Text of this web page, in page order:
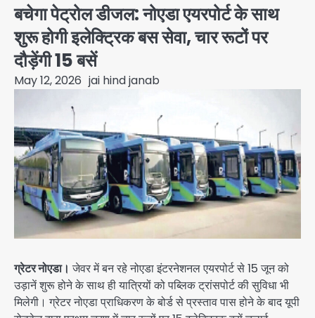
बचेगा पेट्रोल डीजल: नोएडा एयरपोर्ट के साथ
शुरू होगी इलेक्ट्रिक बस सेवा, चार रूटों पर
दौड़ेंगी 15 बसें
May 12, 2026 jai hind janab
ग्रेटर नोएडा। जेवर में बन रहे नोएडा इंटरनेशनल एयरपोर्ट से 15 जून को
उड़ानें शुरू होने के साथ ही यात्रियों को पब्लिक ट्रांसपोर्ट की सुविधा भी
मिलेगी। ग्रेटर नोएडा प्राधिकरण के बोर्ड से प्रस्ताव पास होने के बाद यूपी